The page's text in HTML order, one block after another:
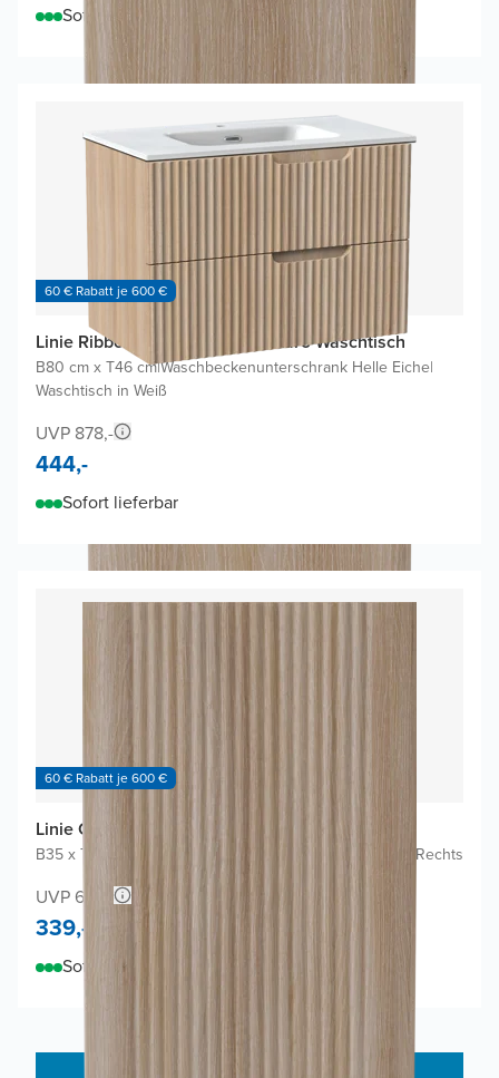
Sofort lieferbar
60 € Rabatt je 600 €
Linie Ribbo Badmöbel Set mit Baro Waschtisch
B80 cm x T46 cm|Waschbeckenunterschrank Helle Eiche|
Waschtisch in Weiß
UVP 878,-
444,-
Sofort lieferbar
60 € Rabatt je 600 €
Linie Curvo Badhochschrank
B35 x T30 x H170 cm Eiche Hell Scharniere Links oder Rechts
UVP 678,-
339,-
Sofort lieferbar